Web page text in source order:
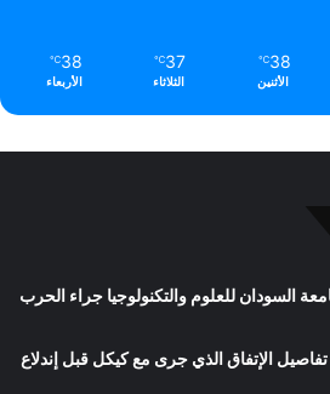
38
℃
الأثنين
37
℃
الثلاثاء
38
℃
الأربعاء
الإتفاق الذي جرى مع كيكل قبل إندلاع